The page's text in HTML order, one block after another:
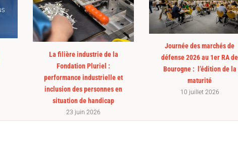
La filière industrie de la
Fondation Pluriel :
performance industrielle et
inclusion des personnes en
situation de handicap
23 juin 2026
Journée des marchés de
défense 2026 au 1er RA de
Bourogne : l’édition de la
maturité
10 juillet 2026